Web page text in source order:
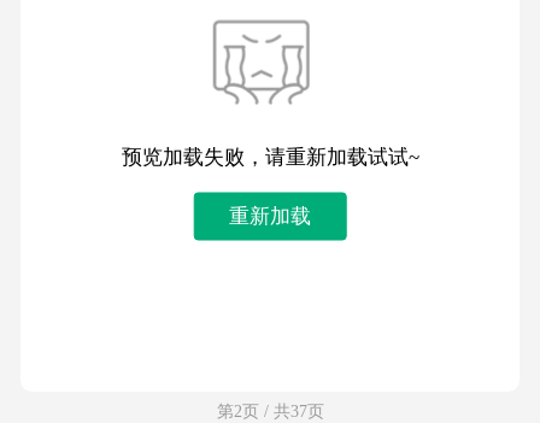
预览加载失败，请重新加载试试~
重新加载
第2页 / 共37页